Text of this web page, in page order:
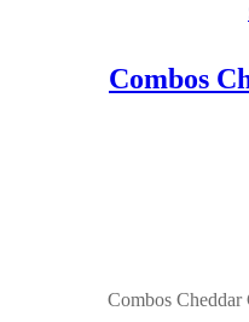
Combos
Combos Cheddar